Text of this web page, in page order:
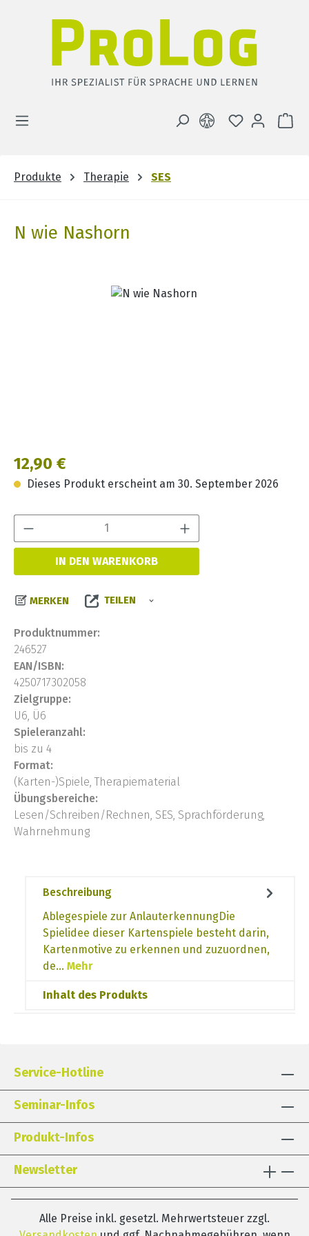
DU HAST 0
Produkte Therapie SES
N wie Nashorn
Bildergalerie überspringen
Regulärer Preis:
12,90 €
Dieses Produkt erscheint am 30. September 2026
IN DEN WARENKORB
MERKEN TEILEN
Produktnummer:
246527
EAN/ISBN:
4250717302058
Zielgruppe:
U6, Ü6
Spieleranzahl:
bis zu 4
Format:
(Karten-)Spiele, Therapiematerial
Übungsbereiche:
Lesen/Schreiben/Rechnen, SES, Sprachförderung,
Wahrnehmung
Beschreibung
Ablegespiele zur AnlauterkennungDie
Spielidee dieser Kartenspiele besteht darin,
Kartenmotive zu erkennen und zuzuordnen,
de… Mehr
Inhalt des Produkts
Service-Hotline
Seminar-Infos
Produkt-Infos
Newsletter
Alle Preise inkl. gesetzl. Mehrwertsteuer zzgl.